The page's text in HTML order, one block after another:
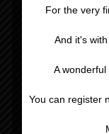
For the very
And it's
A
You can register